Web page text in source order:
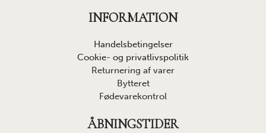
INFORMATION
Handelsbetingelser
Cookie- og privatlivspolitik
Returnering af varer
Bytteret
Fødevarekontrol
ÅBNINGSTIDER